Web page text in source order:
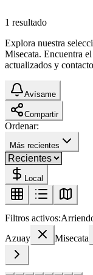
1 resultado
Explora nuestra
Misecata. Encuentra
actualizados y
Avísame
Compartir
Ordenar:
Más recientes
Local
Filtros activos:
Azuay
Misecata